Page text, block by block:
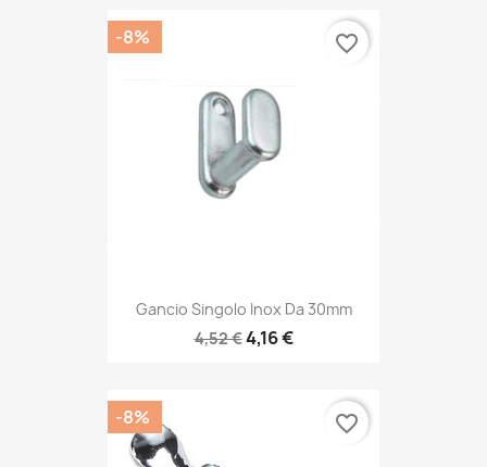
Gancio Singolo Inox Da 30mm
4,52 €4,16 €
-8% favorite_border
-8% favorite_border